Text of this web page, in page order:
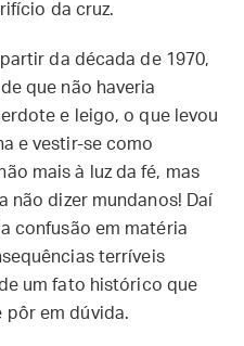
da cruz.
da década de 1970,
que não haveria
e leigo, o que levou
e vestir-se como
mais à luz da fé, mas
não dizer mundanos! Daí
confusão em matéria
terríveis
um fato histórico que
pôr em dúvida.